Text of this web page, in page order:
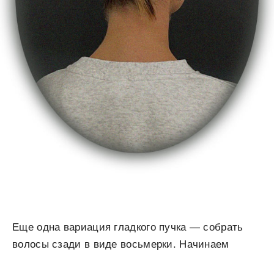
Еще одна вариация гладкого пучка — собрать
волосы сзади в виде восьмерки. Начинаем